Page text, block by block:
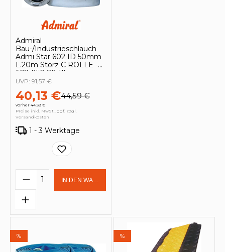
Admiral
Bau-/Industrieschlauch
Admi Star 602 ID 50mm
L.20m Storz C ROLLE -
602-050-20 (1)
40,13 €44,59 €
vorher 44,59 €
UVP: 91,57 €
Preise inkl. MwSt., ggf. zzgl.
Versandkosten
1 - 3 Werktage
Produkt Anzahl: Gib den
IN DEN WARENKORB
% %